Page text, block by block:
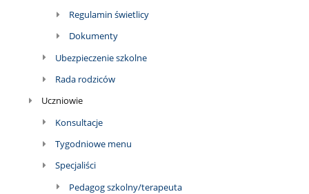
Regulamin świetlicy
Dokumenty
Ubezpieczenie szkolne
Rada rodziców
Uczniowie
Konsultacje
Tygodniowe menu
Specjaliści
Pedagog szkolny/terapeuta